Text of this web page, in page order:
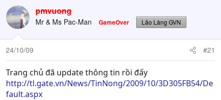
a
d
s
t
a
e
r
ử
i
pmvuong
Mr & Ms Pac-Man GameOver Lão Làng GVN
24/10/09 #21
Trang chủ đã update thông tin rồi đấy
http://tl.gate.vn/News/TinNong/2009/10/3D305FB54/De
fault.aspx